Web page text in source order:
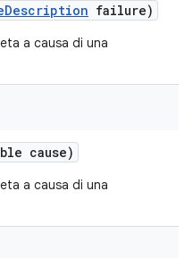
Description failure)
a causa di una
cause)
a causa di una